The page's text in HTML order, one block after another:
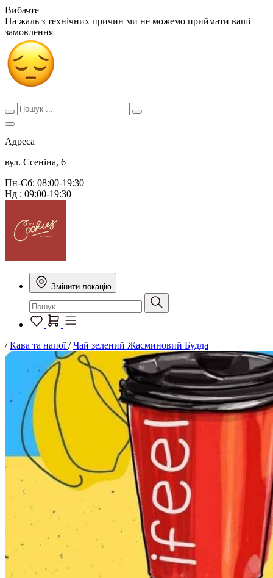
Вибачте
На жаль з технічних причин ми не можемо приймати ваші
замовлення
Адреса
вул. Єсеніна, 6
Пн-Сб: 08:00-19:30
Нд : 09:00-19:30
Змінити локацію
/Кава та напої/Чай зелений Жасминовий Будда